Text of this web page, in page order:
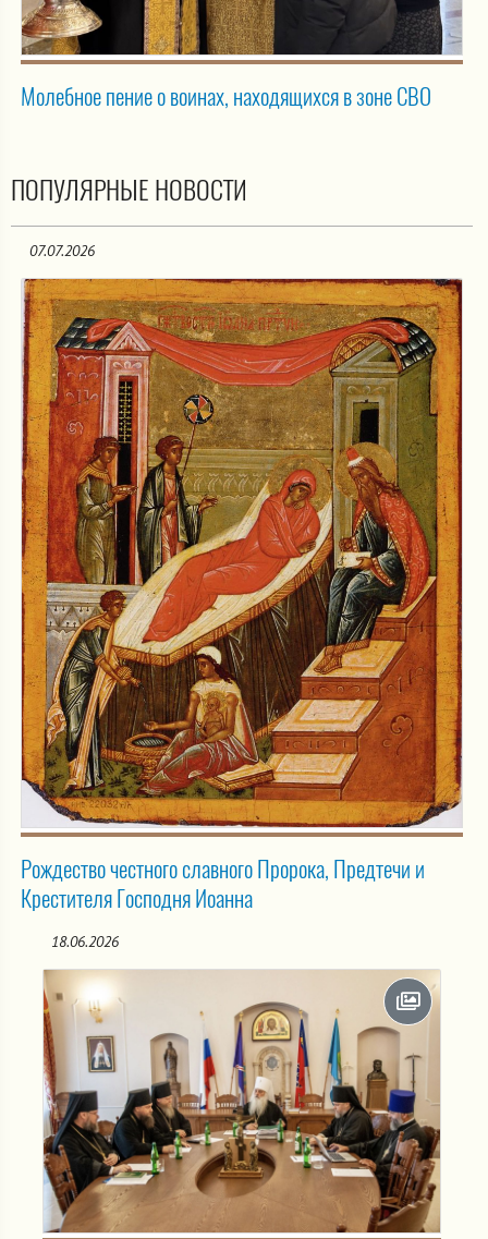
Молебное пение о воинах, находящихся в зоне СВО
ПОПУЛЯРНЫЕ НОВОСТИ
07.07.2026
Рождество честного славного Пророка, Предтечи и
Крестителя Господня Иоанна
18.06.2026